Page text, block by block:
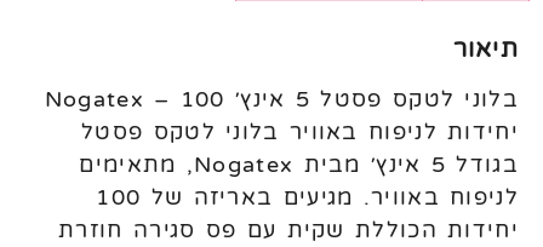
תיאור
בלוני לטקס פסטל 5 אינץ׳ Nogatex – 100
יחידות לניפוח באוויר בלוני לטקס פסטל
בגודל 5 אינץ׳ מבית Nogatex, מתאימים
לניפוח באוויר. מגיעים באריזה של 100
יחידות הכוללת שקית עם פס סגירה חוזרת